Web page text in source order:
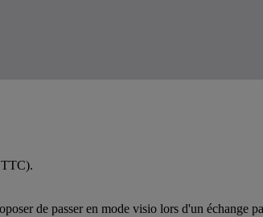
de passer en mode visio lors d'un échange